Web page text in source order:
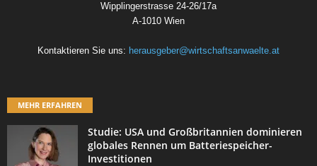
Wipplingerstrasse 24-26/17a
A-1010 Wien
Kontaktieren Sie uns: herausgeber@wirtschaftsanwaelte.at
MEHR ERFAHREN
Studie: USA und Großbritannien dominieren
globales Rennen um Batteriespeicher-
Investitionen